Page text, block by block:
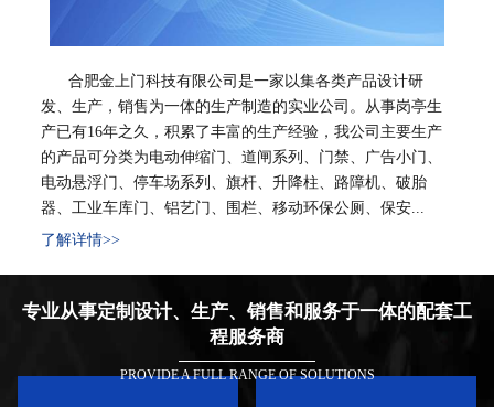
合肥金上门科技有限公司是一家以集各类产品设计研
发、生产，销售为一体的生产制造的实业公司。从事岗亭生
产已有16年之久，积累了丰富的生产经验，我公司主要生产
的产品可分类为电动伸缩门、道闸系列、门禁、广告小门、
电动悬浮门、停车场系列、旗杆、升降柱、路障机、破胎
器、工业车库门、铝艺门、围栏、移动环保公厕、保安...
了解详情>>
专业从事定制设计、生产、销售和服务于一体的配套工
程服务商
PROVIDE A FULL RANGE OF SOLUTIONS